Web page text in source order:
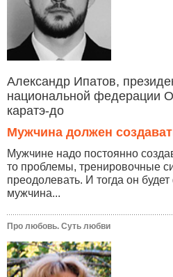
Александр Ипатов,
национальной федерации
каратэ-до
Мужчина должен
Мужчине надо постоянно
то проблемы, тренировочные
преодолевать. И тогда он
мужчина...
Про любовь. Суть любви